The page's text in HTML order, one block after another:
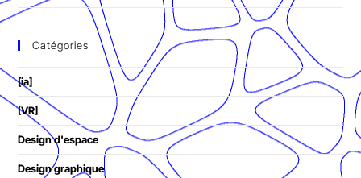
Catégories
[ia]
[VR]
Design d'espace
Design graphique